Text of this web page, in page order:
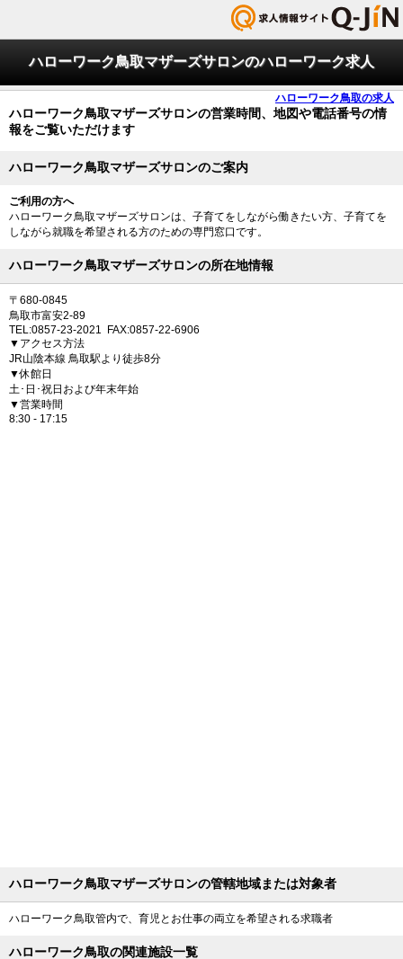
ハローワーク鳥取マザーズサロンのハローワーク求人
ハローワーク鳥取の求人
ハローワーク鳥取マザーズサロンの営業時間、地図や電話番号の情
報をご覧いただけます
ハローワーク鳥取マザーズサロンのご案内
ご利用の方へ
ハローワーク鳥取マザーズサロンは、子育てをしながら働きたい方、子育てを
しながら就職を希望される方のための専門窓口です。
ハローワーク鳥取マザーズサロンの所在地情報
〒680-0845
鳥取市富安2-89
TEL:0857-23-2021 FAX:0857-22-6906
▼アクセス方法
JR山陰本線 鳥取駅より徒歩8分
▼休館日
土･日･祝日および年末年始
▼営業時間
8:30 - 17:15
ハローワーク鳥取マザーズサロンの管轄地域または対象者
ハローワーク鳥取管内で、育児とお仕事の両立を希望される求職者
ハローワーク鳥取の関連施設一覧